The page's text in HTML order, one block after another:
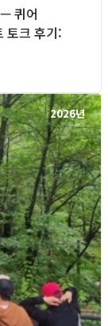
퀴어
토크 후기:
2026년